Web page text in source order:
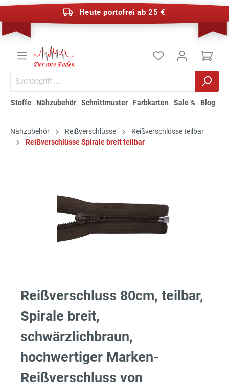
Heute portofrei ab 25 €
Stoffe Nähzubehör Schnittmuster Farbkarten Sale % Blog
Nähzubehör Reißverschlüsse
Reißverschlüsse teilbar
Reißverschlüsse Spirale breit teilbar
Reißverschluss 80cm, teilbar,
Spirale breit,
schwärzlichbraun,
hochwertiger Marken-
Reißverschluss von